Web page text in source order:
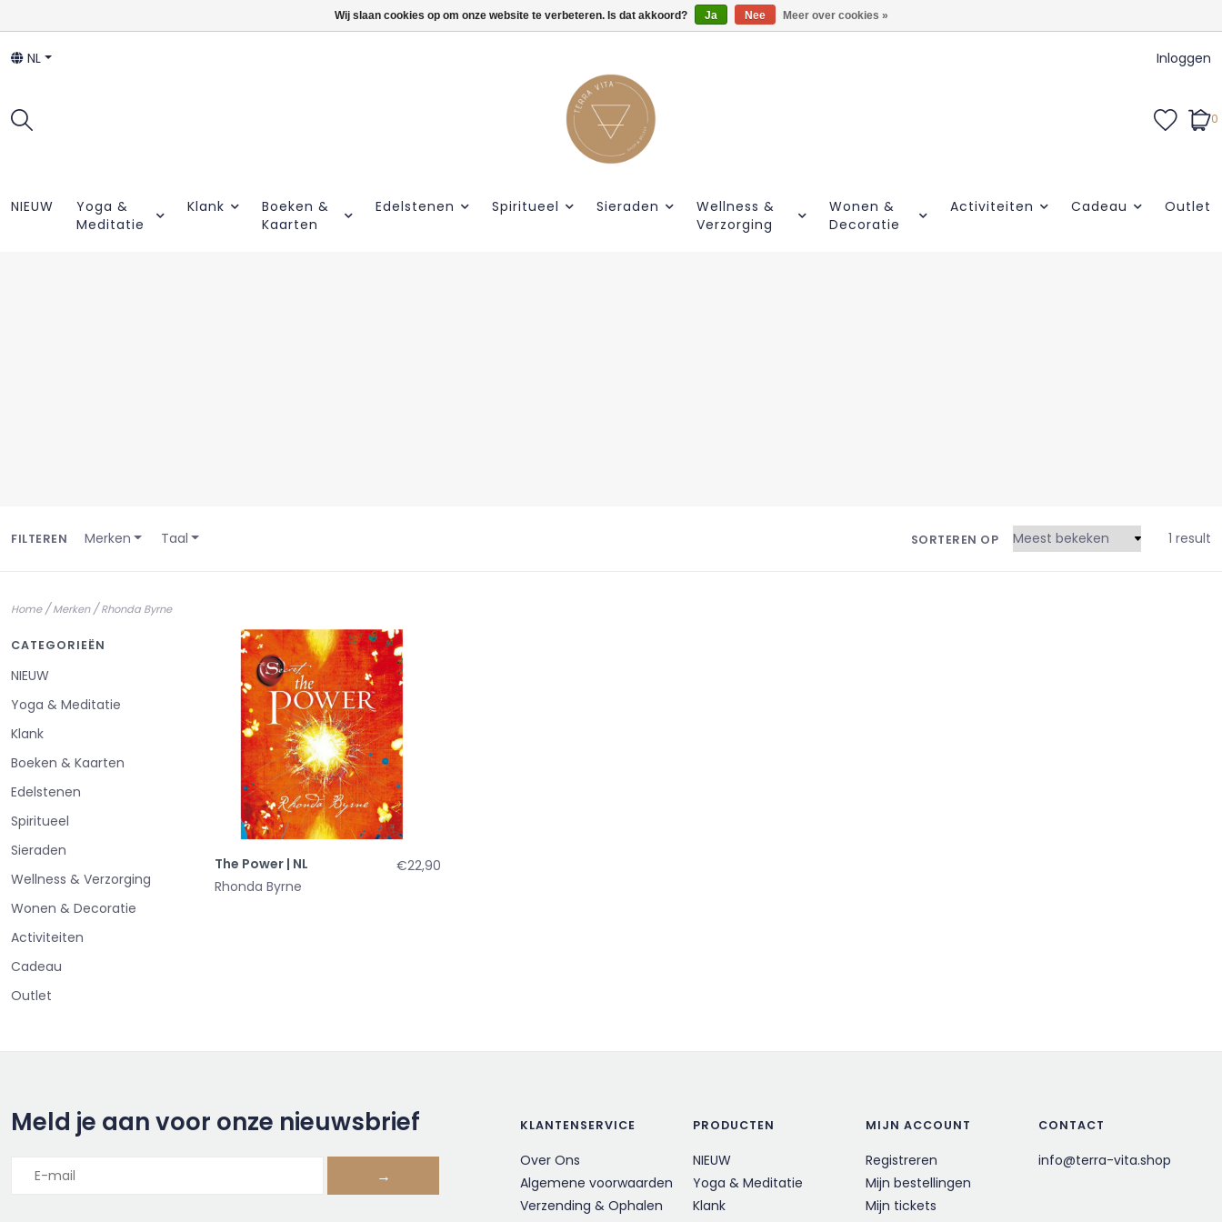
Gratis verzendig vanaf €55.
NL Inloggen
0
NIEUW
Yoga &
Meditatie
Klank
Boeken &
Kaarten
Edelstenen Spiritueel Sieraden
Wellness &
Verzorging
Wonen &
Decoratie
Activiteiten Cadeau Outlet
FILTEREN Merken Taal SORTEREN OP 1 result
Home/Merken/Rhonda Byrne
CATEGORIEËN
NIEUW
Yoga & Meditatie
Klank
Boeken & Kaarten
Edelstenen
Spiritueel
Sieraden
Wellness & Verzorging
Wonen & Decoratie
Activiteiten
Cadeau
Outlet
The Power | NL
Rhonda Byrne
€22,90
Meld je aan voor onze nieuwsbrief
→
KLANTENSERVICE
Over Ons
Algemene voorwaarden
Verzending & Ophalen
PRODUCTEN
NIEUW
Yoga & Meditatie
Klank
MIJN ACCOUNT
Registreren
Mijn bestellingen
Mijn tickets
CONTACT
info@terra-vita.shop
Wij slaan cookies op om onze website te verbeteren. Is dat akkoord? Ja Nee Meer over cookies »